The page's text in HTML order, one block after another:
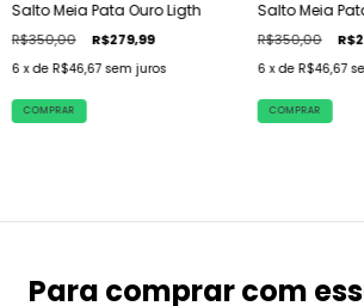
Salto Meia Pata Ouro Ligth
R$350,00 R$279,99
6 x de R$46,67 sem juros
COMPRAR
Salto Meia
R$350,00
6 x de R$46,67
COMPRAR
Para comprar com